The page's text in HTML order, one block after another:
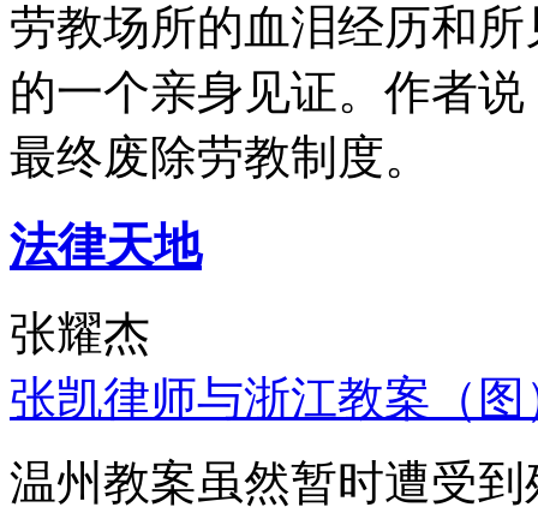
劳教场所的血泪经历和
的一个亲身见证。作者
最终废除劳教制度。
法律天地
张耀杰
张凯律师与浙江教案（图
温州教案虽然暂时遭受